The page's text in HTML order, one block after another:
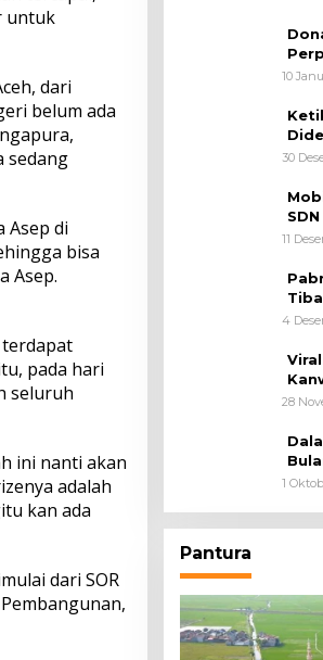
untuk
dari
belum ada
sedang
Asep di
bisa
Asep.
terdapat
pada hari
seluruh
ini nanti akan
adalah
kan ada
dari SOR
10
30
11
4
28
1
Pantura